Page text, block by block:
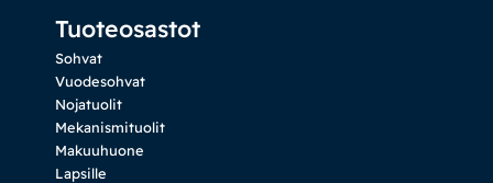
Tuoteosastot
Sohvat
Vuodesohvat
Nojatuolit
Mekanismituolit
Makuuhuone
Lapsille